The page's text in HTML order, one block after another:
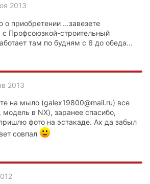
2013
приобретении ...завезете
Профсоюзкой-строительный
там по будням с 6 до обеда...
2013
на мыло (galex19800@mail.ru) все
модель в NX), заранее спасибо,
фото на эстакаде. Ах да забыл
совпал